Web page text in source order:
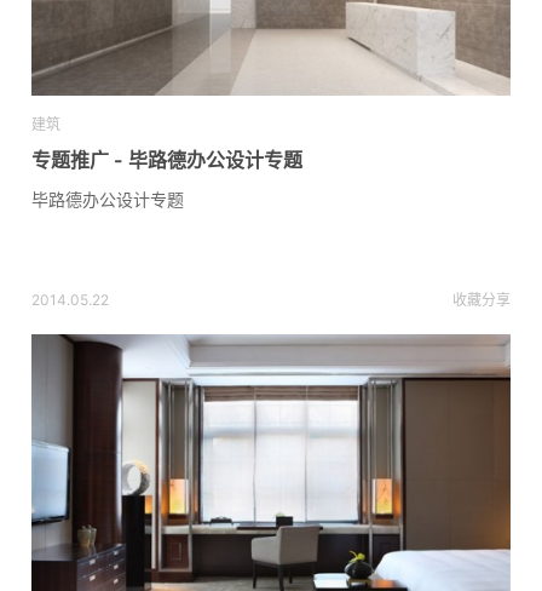
建筑
专题推广 - 毕路德办公设计专题
毕路德办公设计专题
2014.05.22 收藏分享